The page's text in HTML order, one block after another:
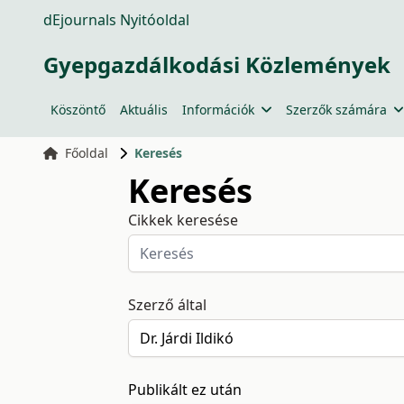
dEjournals Nyitóoldal
Gyepgazdálkodási Közlemények
Köszöntő Aktuális Információk Szerzők számára
Főoldal Keresés
Keresés
Cikkek keresése
Szerző által
Publikált ez után